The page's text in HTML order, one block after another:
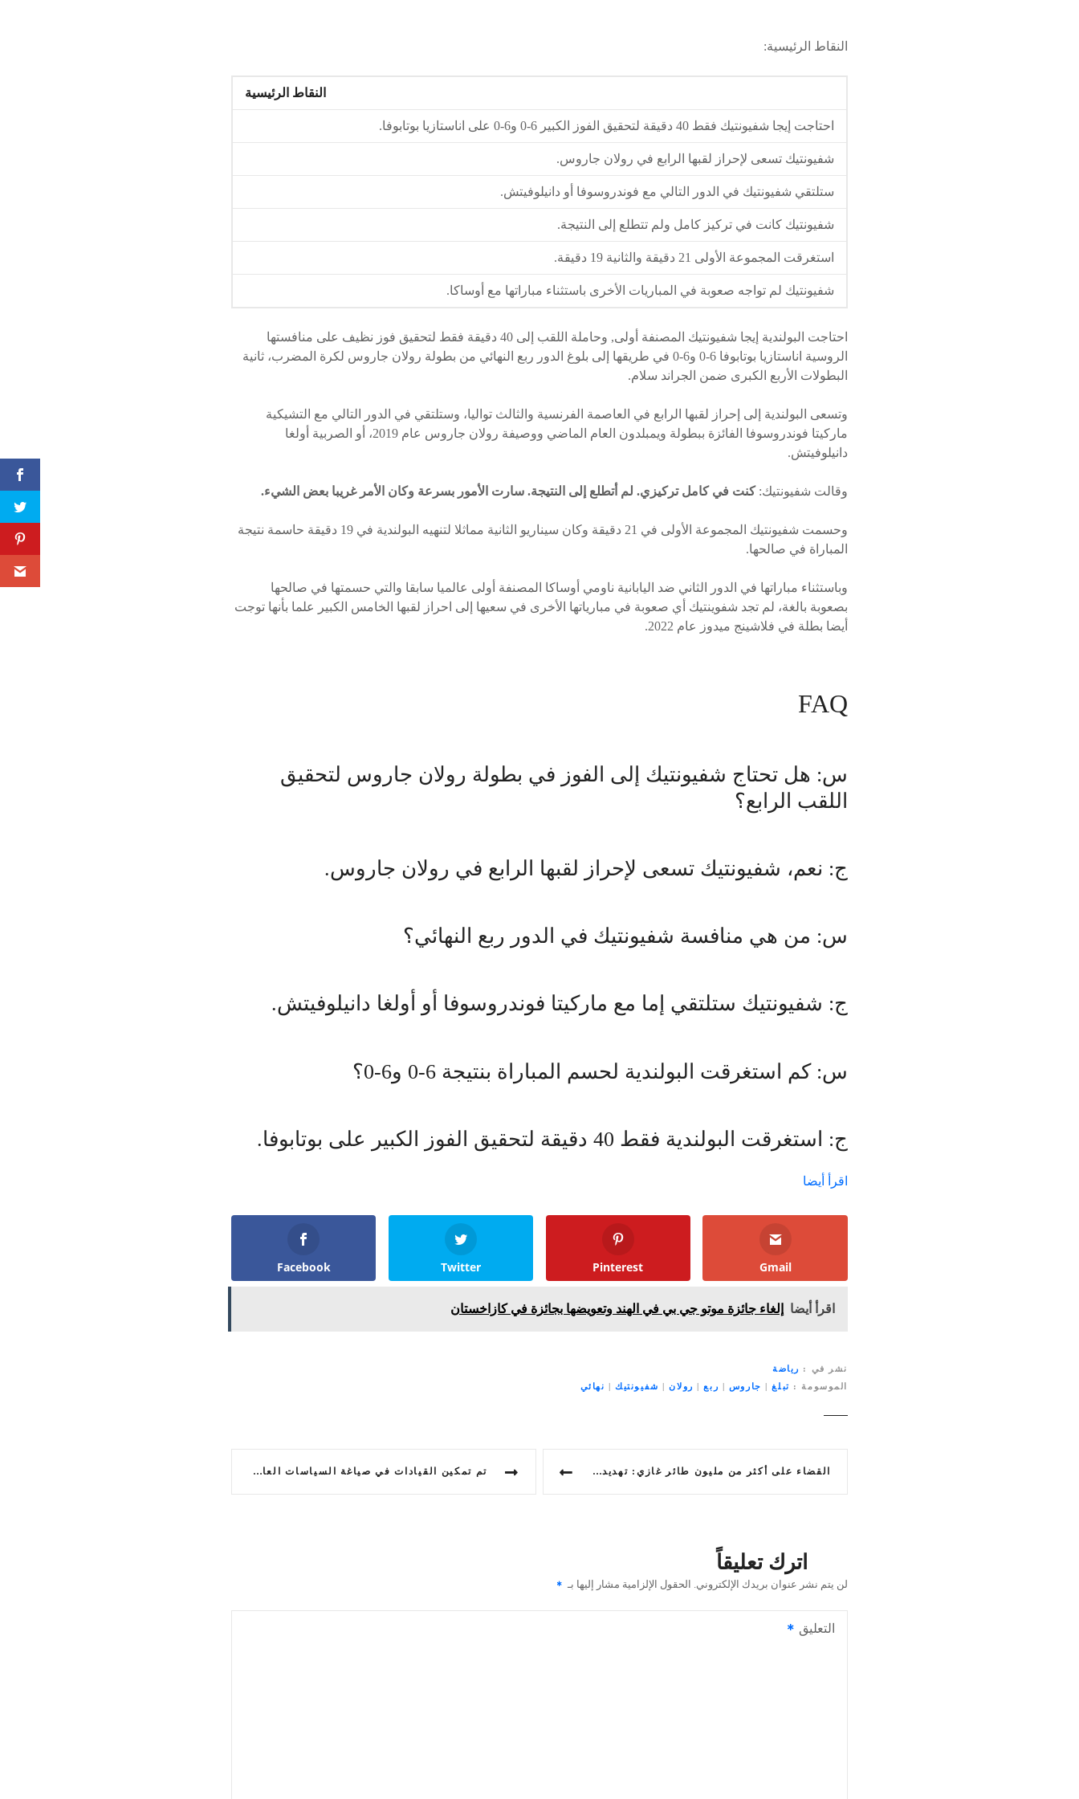
النقاط الرئيسية:
النقاط الرئيسية
احتاجت إيجا شفيونتيك فقط 40 دقيقة لتحقيق الفوز الكبير 6-0 و6-0 على اناستازيا بوتابوفا.
شفيونتيك تسعى لإحراز لقبها الرابع في رولان جاروس.
ستلتقي شفيونتيك في الدور التالي مع فوندروسوفا أو دانيلوفيتش.
شفيونتيك كانت في تركيز كامل ولم تتطلع إلى النتيجة.
استغرقت المجموعة الأولى 21 دقيقة والثانية 19 دقيقة.
شفيونتيك لم تواجه صعوبة في المباريات الأخرى باستثناء مباراتها مع أوساكا.
احتاجت البولندية إيجا شفيونتيك المصنفة أولى, وحاملة اللقب إلى 40 دقيقة فقط لتحقيق فوز نظيف على منافستها
الروسية اناستازيا بوتابوفا 6-0 و6-0 في طريقها إلى بلوغ الدور ربع النهائي من بطولة رولان جاروس لكرة المضرب، ثانية
البطولات الأربع الكبرى ضمن الجراند سلام.
وتسعى البولندية إلى إحراز لقبها الرابع في العاصمة الفرنسية والثالث تواليا، وستلتقي في الدور التالي مع التشيكية
ماركيتا فوندروسوفا الفائزة ببطولة ويمبلدون العام الماضي ووصيفة رولان جاروس عام 2019، أو الصربية أولغا
دانيلوفيتش.
وقالت شفيونتيك:كنت في كامل تركيزي. لم أتطلع إلى النتيجة. سارت الأمور بسرعة وكان الأمر غريبا بعض الشيء.
وحسمت شفيونتيك المجموعة الأولى في 21 دقيقة وكان سيناريو الثانية مماثلا لتنهيه البولندية في 19 دقيقة حاسمة نتيجة
المباراة في صالحها.
وباستثناء مباراتها في الدور الثاني ضد اليابانية ناومي أوساكا المصنفة أولى عالميا سابقا والتي حسمتها في صالحها
بصعوبة بالغة، لم تجد شفوينتيك أي صعوبة في مبارياتها الأخرى في سعيها إلى احراز لقبها الخامس الكبير علما بأنها توجت
أيضا بطلة في فلاشينج ميدوز عام 2022.
FAQ
س: هل تحتاج شفيونتيك إلى الفوز في بطولة رولان جاروس لتحقيق
اللقب الرابع؟
ج: نعم، شفيونتيك تسعى لإحراز لقبها الرابع في رولان جاروس.
س: من هي منافسة شفيونتيك في الدور ربع النهائي؟
ج: شفيونتيك ستلتقي إما مع ماركيتا فوندروسوفا أو أولغا دانيلوفيتش.
س: كم استغرقت البولندية لحسم المباراة بنتيجة 6-0 و6-0؟
ج: استغرقت البولندية فقط 40 دقيقة لتحقيق الفوز الكبير على بوتابوفا.
اقرأ أيضا
Facebook Twitter Pinterest Gmail
اقرأ أيضا إلغاء جائزة موتو جي بي في الهند وتعويضها بجائزة في كازاخستان
نشر في
رياضة
الموسومة
تبلغ | جاروس | ربع | رولان| شفيونتيك| نهائي
ا
القضاء على أكثر من مليون طائر غازي: تهديد للبيئة تم تمكين القيادات في صياغة السياسات العامة في الأكاديمية السلطانية للإدارة
اترك تعليقاً
لن يتم نشر عنوان بريدك الإلكتروني. الحقول الإلزامية مشار إليها بـ
التعليق